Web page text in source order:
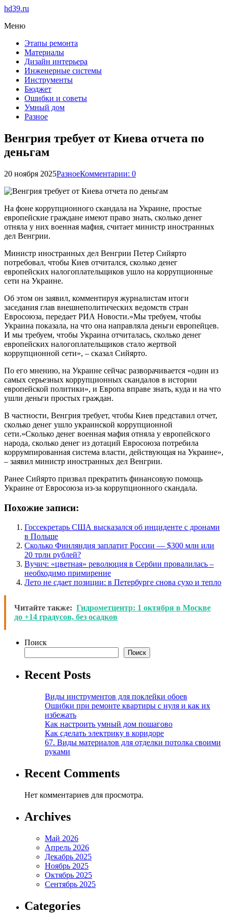
hd39.ru
Меню
Этапы ремонта
Материалы
Дизайн интерьера
Инженерные системы
Инструменты
Бюджет
Ошибки и советы
Умный дом
Разное
Венгрия требует от Киева отчета по
деньгам
20 ноября 2025РазноеКомментарии: 0
На фоне коррупционного скандала на Украине, простые
европейские граждане имеют право знать, сколько денег
отняла у них военная мафия, считает министр иностранных
дел Венгрии.
Министр иностранных дел Венгрии Петер Сийярто
потребовал, чтобы Киев отчитался, сколько денег
европейских налогоплательщиков ушло на коррупционные
сети на Украине.
Об этом он заявил, комментируя журналистам итоги
заседания глав внешнеполитических ведомств стран
Евросоюза, передает РИА Новости.»Мы требуем, чтобы
Украина показала, на что она направляла деньги европейцев.
И мы требуем, чтобы Украина отчиталась, сколько денег
европейских налогоплательщиков стало жертвой
коррупционной сети», – сказал Сийярто.
По его мнению, на Украине сейчас разворачивается «один из
самых серьезных коррупционных скандалов в истории
европейской политики», и Европа вправе знать, куда и на что
ушли деньги простых граждан.
В частности, Венгрия требует, чтобы Киев представил отчет,
сколько денег ушло украинской коррупционной
сети.»Сколько денег военная мафия отняла у европейского
народа, сколько денег из дотаций Евросоюза потребила
коррумпированная система власти, действующая на Украине»,
– заявил министр иностранных дел Венгрии.
Ранее Сийярто призвал прекратить финансовую помощь
Украине от Евросоюза из-за коррупционного скандала.
Похожие записи:
Госсекретарь США высказался об инциденте с дронами
в Польше
Сколько Финляндия заплатит России — $300 млн или
20 трлн рублей?
Вучич: «цветная» революция в Сербии провалилась –
необходимо примирение
Лето не сдает позиции: в Петербурге снова сухо и тепло
Читайте также: Гидрометцентр: 1 октября в Москве
до +14 градусов, без осадков
Поиск
Поиск
Recent Posts
Виды инструментов для поклейки обоев
Ошибки при ремонте квартиры с нуля и как их
избежать
Как настроить умный дом пошагово
Как сделать электрику в коридоре
67. Виды материалов для отделки потолка своими
руками
Recent Comments
Нет комментариев для просмотра.
Archives
Май 2026
Апрель 2026
Декабрь 2025
Ноябрь 2025
Октябрь 2025
Сентябрь 2025
Categories